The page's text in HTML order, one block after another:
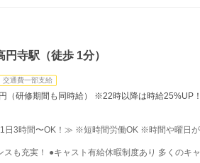
寺駅（徒歩 1分）
交通費一部支給
（研修期間も同時給） ※22時以降は時給25%UP
日3時間〜OK！≫ ※短時間労働OK ※時間や曜日
も充実！ ●キャスト有給休暇制度あり 多くのキ